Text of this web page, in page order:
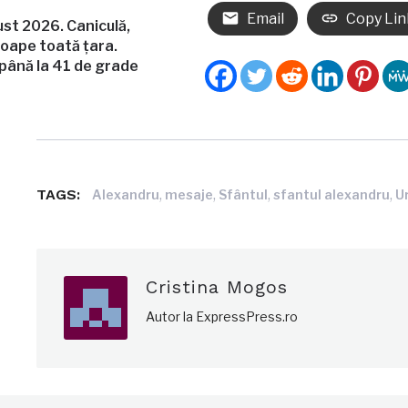
2026. Caniculă,
toată țara.
la 41 de grade
Email Copy
TAGS: Alexandru, mesaje, Sfântul,sfantul alexandru,
Cristina Mogos
Autor la ExpressPress.ro